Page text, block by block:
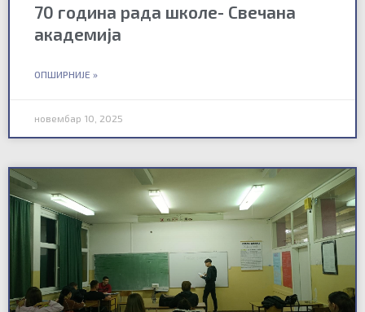
70 година рада школе- Свечана
академија
ОПШИРНИЈЕ »
новембар 10, 2025